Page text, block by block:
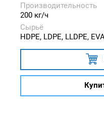
Производительность
200 кг/ч
Сырьё
HDPE, LDPE, LLDPE,